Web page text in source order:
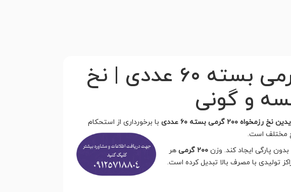
نخ سرکیسه آیدین نخ رزمخواه ۲۰۰ گرمی بسته ۶۰ عددی | نخ
و گونی
۲۰۰ گرمی بسته ۶۰ عددی
با برخورداری از استحکام
مختلف است.
پارگی ایجاد کند. وزن ۲۰۰ گرمی
هر
تولیدی با مصرف بالا تبدیل کرده است.